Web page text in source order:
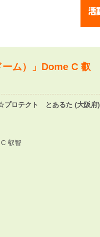
ーム）」Dome C 叡
プロテクト とあるた (大阪府)
叡智